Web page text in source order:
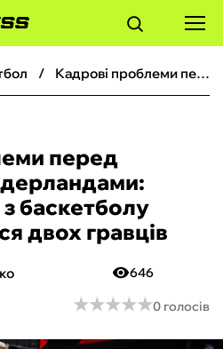
Кадрові проблеми перед спарингом з Нідерландами: збірна України з баскетболу недорахувалася двох гравців
перед
з баскетболу
двох гравців
646
★★★★★
★★★★★0 голосів